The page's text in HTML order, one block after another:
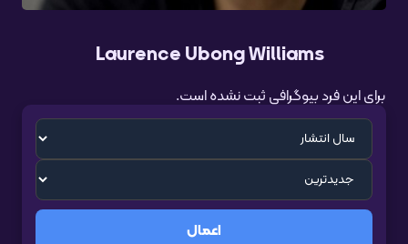
Laurence Ubong Williams
برای این فرد بیوگرافی ثبت نشده است.
اعمال